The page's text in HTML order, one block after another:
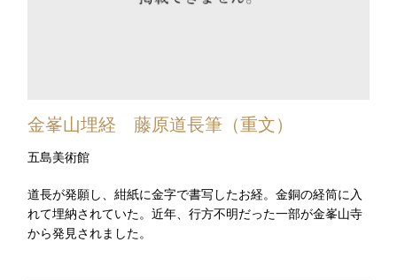
金峯山埋経 藤原道長筆（重文）
五島美術館
道長が発願し、紺紙に金字で書写したお経。金銅の経筒に入
れて埋納されていた。近年、行方不明だった一部が金峯山寺
から発見されました。